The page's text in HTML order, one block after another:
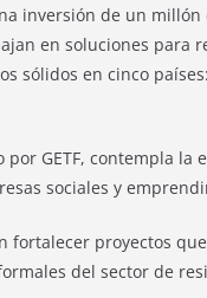
inversión de un millón
en soluciones para
sólidos en cinco
por GETF, contempla
sociales y
fortalecer proyectos
del sector de